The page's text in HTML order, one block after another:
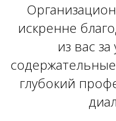
искренне
из вас за
глубокий